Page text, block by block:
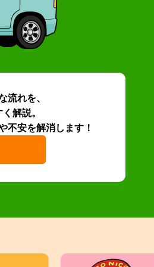
流れを、
解説。
不安を解消します！